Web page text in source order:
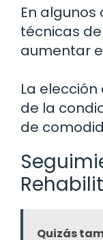
En algunos
técnicas
aumentar
La
de la
de
Quizás